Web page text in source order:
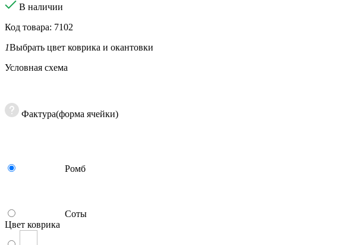
В наличии
Код товара: 7102
1Выбрать цвет коврика и окантовки
Условная схема
Фактура(форма ячейки)
Ромб
Соты
Цвет коврика